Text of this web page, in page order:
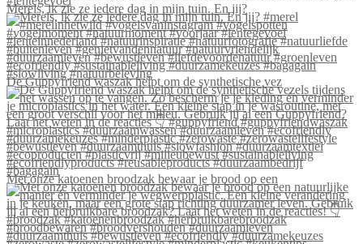
Merels, ik zie ze iedere dag in mijn tuin. En jij?
De Guppyfriend waszak helpt om de synthetische vez
Met onze katoenen broodzak bewaar je brood op een